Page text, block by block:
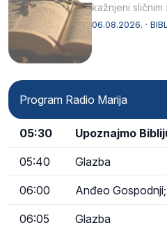
kažnjeni sličnim
kukaca.2 A
06.08.2026. ·
Program Radio Marija
05:30 Upoznajmo
05:40 Glazba
06:00 Anđeo
06:05 Glazba